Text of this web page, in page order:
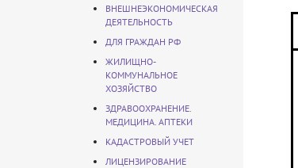
ВНЕШНЕЭКОНОМИЧЕСКАЯ
ДЕЯТЕЛЬНОСТЬ
ДЛЯ ГРАЖДАН РФ
ЖИЛИЩНО-
КОММУНАЛЬНОЕ
ХОЗЯЙСТВО
ЗДРАВООХРАНЕНИЕ.
МЕДИЦИНА. АПТЕКИ
КАДАСТРОВЫЙ УЧЕТ
ЛИЦЕНЗИРОВАНИЕ